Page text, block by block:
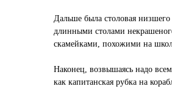
Дальше была столовая низшего
длинными столами
скамейками, похожими на
Наконец, возвышаясь надо
как капитанская рубка на